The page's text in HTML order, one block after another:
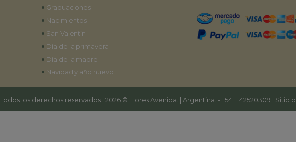
• Graduaciones
• Nacimientos
• San Valentín
• Día de la primavera
• Día de la madre
• Navidad y año nuevo
Todos los derechos reservados | 2026 © Flores Avenida. | Argentina. - +54 11 42520309 | Sitio